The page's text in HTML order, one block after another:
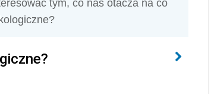
tym, co nas otacza na co